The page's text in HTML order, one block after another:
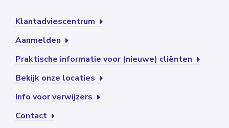
Klantadviescentrum
Aanmelden
Praktische informatie voor (nieuwe) cliënten
Bekijk onze locaties
Info voor verwijzers
Contact